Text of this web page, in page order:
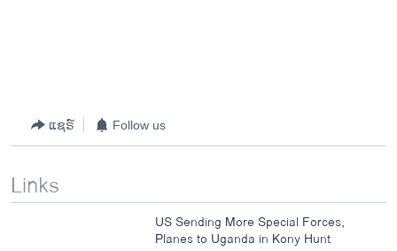
ແຊຣ໌ Follow us
Links
US Sending More Special Forces,
Planes to Uganda in Kony Hunt